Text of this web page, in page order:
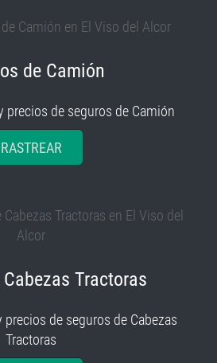
de Camión
precios de seguros de Camión
RASTREAR
Tractoras
precios de seguros de Cabezas
Tractoras